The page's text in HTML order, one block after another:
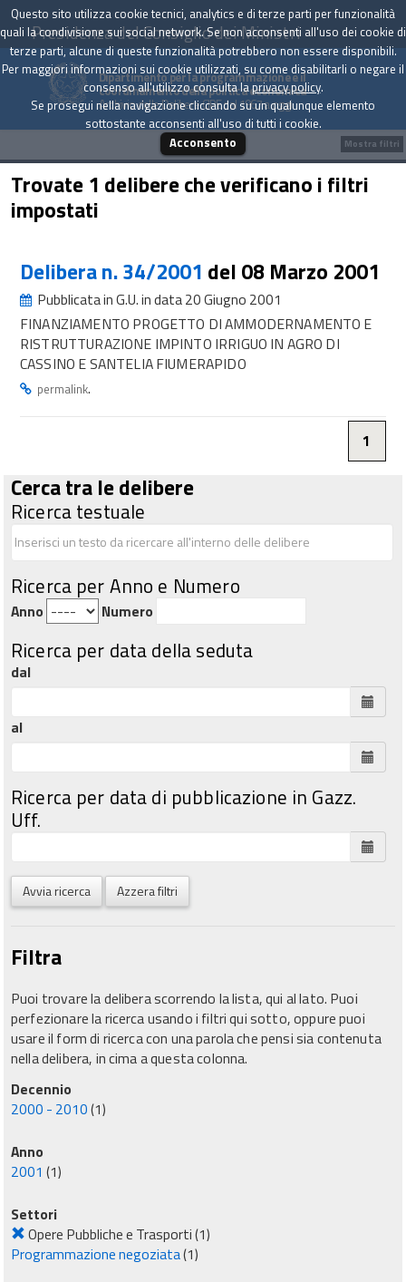
Presidenza del Consiglio dei Ministri
Dipartimento per la programmazione e il
coordinamento della politica economica
Archivio delle Delibere CIPE dal 1967 a oggi
Trovate 1 delibere che verificano i filtri
impostati
Delibera n. 34/2001 del 08 Marzo 2001
Pubblicata in G.U. in data 20 Giugno 2001
FINANZIAMENTO PROGETTO DI AMMODERNAMENTO E
RISTRUTTURAZIONE IMPINTO IRRIGUO IN AGRO DI
CASSINO E SANTELIA FIUMERAPIDO
permalink.
1
Cerca tra le delibere
Ricerca testuale
Ricerca per Anno e Numero
Anno Numero
Ricerca per data della seduta
dal
al
Ricerca per data di pubblicazione in Gazz.
Uff.
Avvia ricerca Azzera filtri
Filtra
Puoi trovare la delibera scorrendo la lista, qui al lato. Puoi
perfezionare la ricerca usando i filtri qui sotto, oppure puoi
usare il form di ricerca con una parola che pensi sia contenuta
nella delibera, in cima a questa colonna.
Decennio
2000 - 2010(1)
Anno
2001 (1)
Settori
Opere Pubbliche e Trasporti(1)
Programmazione negoziata(1)
Mostra filtri
Questo sito utilizza cookie tecnici, analytics e di terze parti per funzionalità
quali la condivisione sui social network. Se non acconsenti all'uso dei cookie di
terze parti, alcune di queste funzionalità potrebbero non essere disponibili.
Per maggiori informazioni sui cookie utilizzati, su come disabilitarli o negare il
consenso all'utilizzo consulta laprivacy policy.
Se prosegui nella navigazione cliccando su un qualunque elemento
sottostante acconsenti all'uso di tutti i cookie.
Acconsento